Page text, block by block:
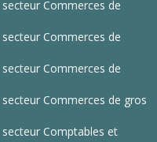
Commerces de
Commerces de
Commerces de
Commerces de gros
Comptables et